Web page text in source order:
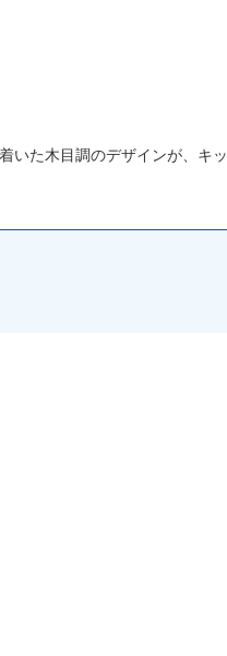
た木目調のデザインが、キ